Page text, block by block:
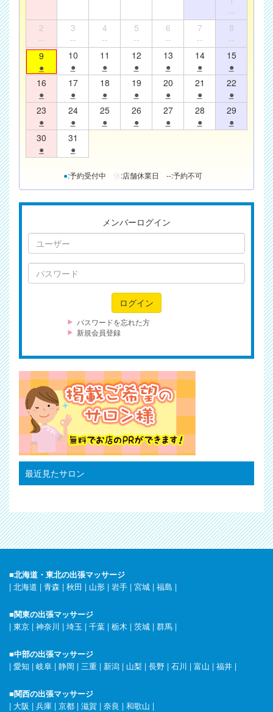
--
2
--
3
--
4
--
5
--
6
--
7
--
8
--
9
●
10
●
11
●
12
●
13
●
14
●
15
●
16
●
17
●
18
●
19
●
20
●
21
●
22
●
23
●
24
●
25
●
26
●
27
●
28
●
29
●
30
●
31
●
●:予約受付中 休:店舗休業日 --:予約不可
メンバーログイン
ユ
ザ
パ
ワ
ー
ド
ログイン
パスワードを忘れた方
新規会員登録
最近見たサロン
■北海道・東北の出張マッサージ
| 北海道 | 青森 | 秋田 | 山形 | 岩手 | 宮城 | 福島 |
■関東の出張マッサージ
| 東京 | 神奈川 | 埼玉 | 千葉 | 栃木 | 茨城 | 群馬 |
■中部の出張マッサージ
| 愛知 | 岐阜 | 静岡 | 三重 | 新潟 | 山梨 | 長野 | 石川 | 富山 | 福井 |
■関西の出張マッサージ
| 大阪 | 兵庫 | 京都 | 滋賀 | 奈良 | 和歌山 |